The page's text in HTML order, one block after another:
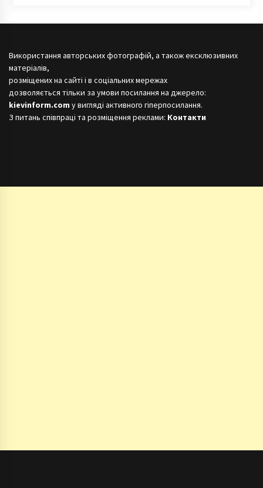
Використання авторських фотографій, а також ексклюзивних
матеріалів,
розміщених на сайті і в соціальних мережах
дозволяється тільки за умови посилання на джерело:
kievinform.com у вигляді активного гіперпосилання.
З питань співпраці та розміщення реклами: Контакти